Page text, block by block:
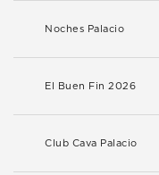
Noches Palacio
El Buen Fin 2026
Club Cava Palacio